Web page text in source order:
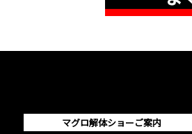
マグロ解体ショーご案内